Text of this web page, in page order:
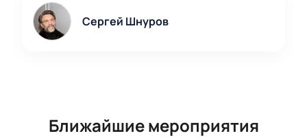
Сергей Шнуров
Ближайшие мероприятия